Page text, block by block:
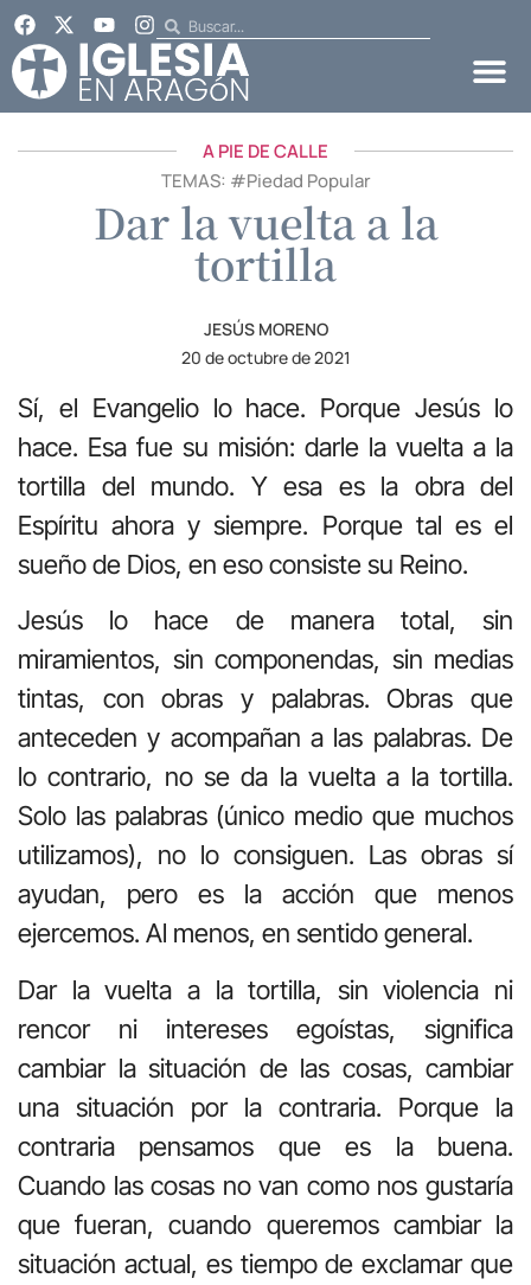
A PIE DE CALLE
TEMAS: #Piedad Popular
Dar la vuelta a la
tortilla
JESÚS MORENO
20 de octubre de 2021
Sí, el Evangelio lo hace. Porque Jesús lo
hace. Esa fue su misión: darle la vuelta a la
tortilla del mundo. Y esa es la obra del
Espíritu ahora y siempre. Porque tal es el
sueño de Dios, en eso consiste su Reino.
Jesús lo hace de manera total, sin
miramientos, sin componendas, sin medias
tintas, con obras y palabras. Obras que
anteceden y acompañan a las palabras. De
lo contrario, no se da la vuelta a la tortilla.
Solo las palabras (único medio que muchos
utilizamos), no lo consiguen. Las obras sí
ayudan, pero es la acción que menos
ejercemos. Al menos, en sentido general.
Dar la vuelta a la tortilla, sin violencia ni
rencor ni intereses egoístas, significa
cambiar la situación de las cosas, cambiar
una situación por la contraria. Porque la
contraria pensamos que es la buena.
Cuando las cosas no van como nos gustaría
que fueran, cuando queremos cambiar la
situación actual, es tiempo de exclamar que